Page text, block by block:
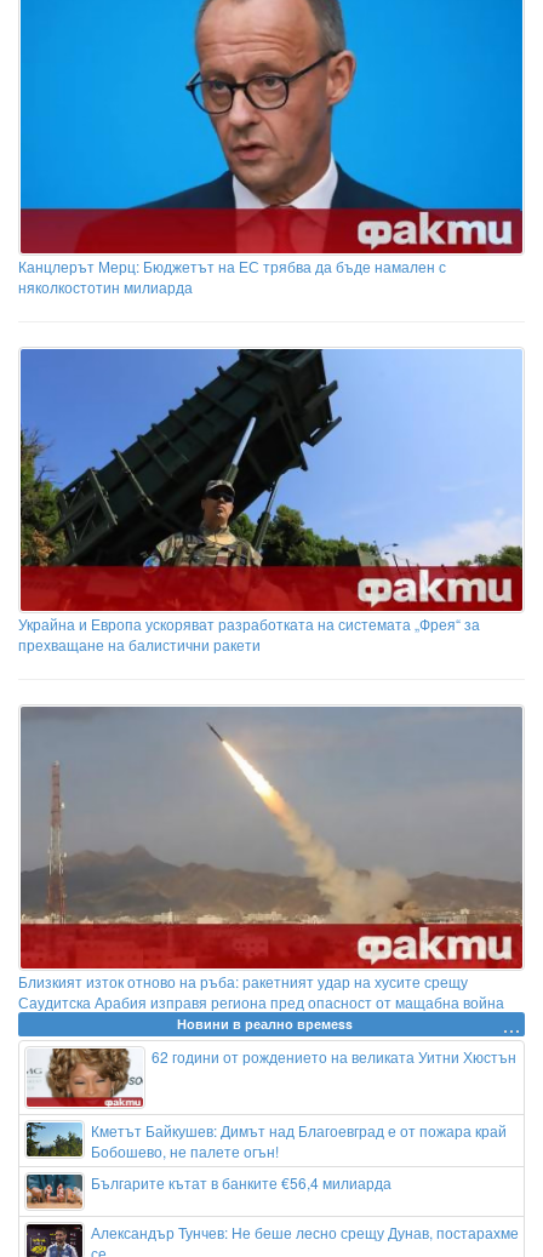
Канцлерът Мерц: Бюджетът на ЕС трябва да бъде намален с
няколкостотин милиарда
Украйна и Европа ускоряват разработката на системата „Фрея“ за
прехващане на балистични ракети
Близкият изток отново на ръба: ракетният удар на хусите срещу
Саудитска Арабия изправя региона пред опасност от мащабна война
Новини в реално времеss
62 години от рождението на великата Уитни Хюстън
Кметът Байкушев: Димът над Благоевград е от пожара край
Бобошево, не палете огън!
Българите кътат в банките €56,4 милиарда
Александър Тунчев: Не беше лесно срещу Дунав, постарахме
се